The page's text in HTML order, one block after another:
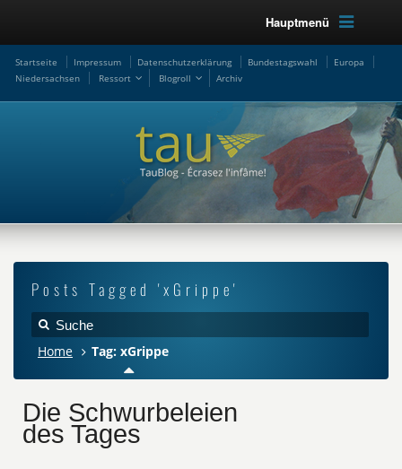
Hauptmenü
Startseite Impressum Datenschutzerklärung Bundestagswahl
Europa
Niedersachsen
Ressort Blogroll Archiv
Posts Tagged 'xGrippe'
Home Tag: xGrippe
Die Schwurbeleien
des Tages